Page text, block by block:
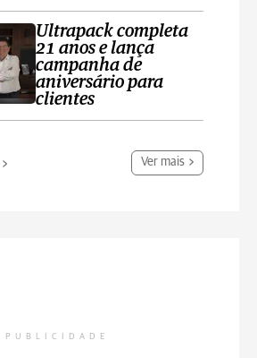
Ultrapack completa
21 anos e lança
campanha de
aniversário para
clientes
Ver mais
PUBLICIDADE